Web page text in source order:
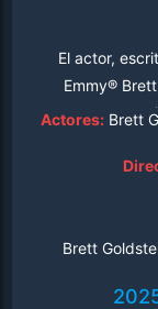
El actor,
Emmy®
encanto a su
ideas sobre
Actores: Brett
Brett